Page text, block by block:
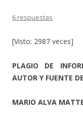
6 respuestas
[Visto: 2987 veces]
PLAGIO DE
AUTOR Y FUENTE
MARIO ALVA